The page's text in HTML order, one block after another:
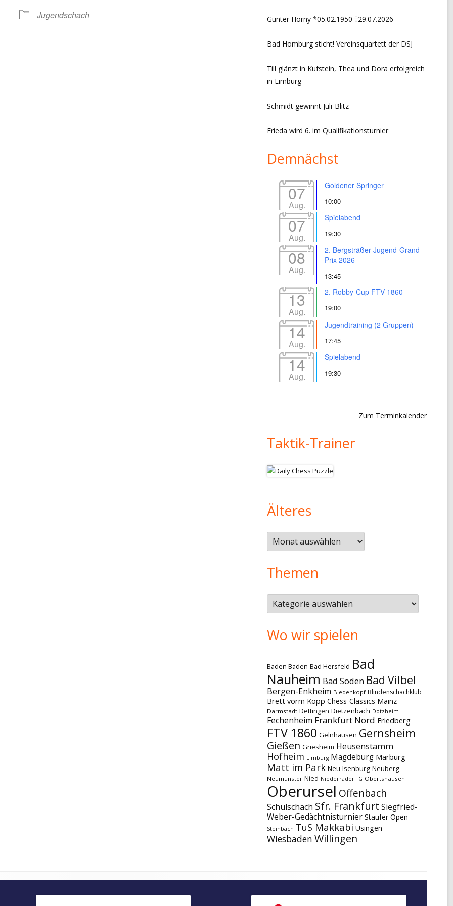
TURNIERFAHRTEN
DATENSCHUTZERKLÄRUNGIn neuem Fenster öffnen
Jugendschach Günter Horny *05.02.1950 †29.07.2026
Bad Homburg sticht! Vereinsquartett der DSJ
Till glänzt in Kufstein, Thea und Dora erfolgreich
in Limburg
Schmidt gewinnt Juli-Blitz
Frieda wird 6. im Qualifikationsturnier
Demnächst
07
Aug.
Goldener Springer
10:00
07
Aug.
Spielabend
19:30
08
Aug.
2. Bergsträßer Jugend-Grand-
Prix 2026
13:45
13
Aug.
2. Robby-Cup FTV 1860
19:00
14
Aug.
Jugendtraining (2 Gruppen)
17:45
14
Aug.
Spielabend
19:30
Zum Terminkalender
Taktik-Trainer
Älteres
Älteres
Themen
Themen
Wo wir spielen
Baden Baden Bad Hersfeld Bad
Nauheim Bad Soden Bad Vilbel
Bergen-Enkheim Biedenkopf Blindenschachklub
Brett vorm Kopp Chess-Classics Mainz
Darmstadt Dettingen Dietzenbach Dotzheim
Fechenheim Frankfurt Nord Friedberg
FTV 1860 Gelnhausen Gernsheim
Gießen Griesheim Heusenstamm
Hofheim Limburg Magdeburg Marburg
Matt im Park Neu-Isenburg Neuberg
Neumünster Nied Niederräder TG Obertshausen
Oberursel Offenbach
Schulschach Sfr. Frankfurt Siegfried-
Weber-Gedächtnisturnier Staufer Open
Steinbach TuS Makkabi Usingen
Wiesbaden Willingen